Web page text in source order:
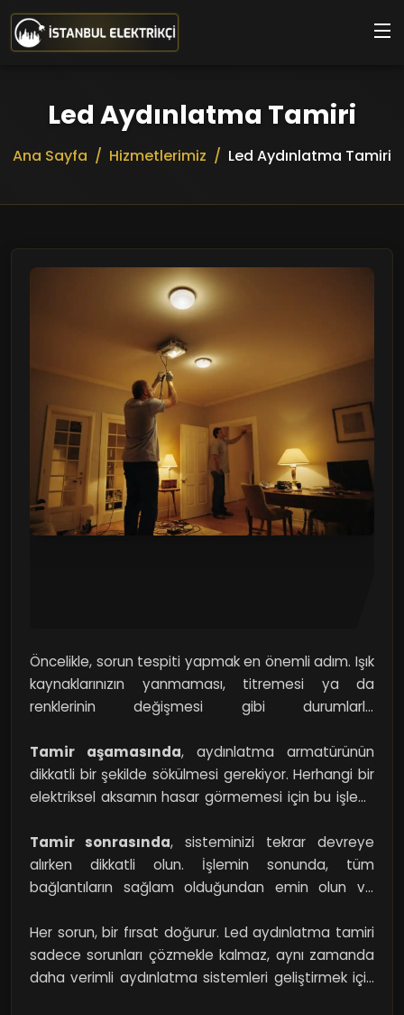
Ana içeriğe geç
Led Aydınlatma Tamiri
Ana Sayfa Hizmetlerimiz Led Aydınlatma Tamiri
Öncelikle, sorun tespiti yapmak en önemli adım. Işık
kaynaklarınızın yanmaması, titremesi ya da
renklerinin değişmesi gibi durumlarla
sebepler nelerdir? Genellikle, bağlantı kablolarında
oluşan gevşeklikler veya sargılarda meydana gelen
aşınmalar, led ışıkların düzgün çalışmamasına yol
sürecinin ilk adımı olmalıdır.
Tamir aşamasında, aydınlatma armatürünün
dikkatli bir şekilde sökülmesi gerekiyor. Herhangi bir
elektriksel aksamın hasar görmemesi için bu işlemi
kontrol ederken, oksitlenme veya yanma izlerini de
gözden kaçırmamak lazım. Eğer bir sorun tespit
ederseniz, gerekirse kabloları değiştirin. Ayrıca, le
durumda yeni bir led modülü almayı
düşünebilirsiniz.
Tamir sonrasında, sisteminizi tekrar devreye
alırken dikkatli olun. İşlemin sonunda, tüm
bağlantıların sağlam olduğundan emin olun ve
aydınlatmanın nasıl çalıştığını anlamak için belirli bir
süre gözlem yapmak da faydalı.
Her sorun, bir fırsat doğurur. Led aydınlatma tamiri
sadece sorunları çözmekle kalmaz, aynı zamanda
daha verimli aydınlatma sistemleri geliştirmek için